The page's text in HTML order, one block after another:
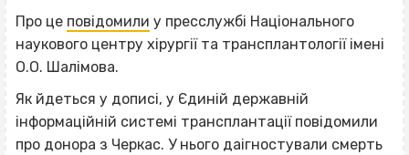
Про це повідомили у пресслужбі Національного
наукового центру хірургії та трансплантології імені
О.О. Шалімова.
Як йдеться у дописі, у Єдиній державній
інформаційній системі трансплантації повідомили
про донора з Черкас. У нього даігностували смерть